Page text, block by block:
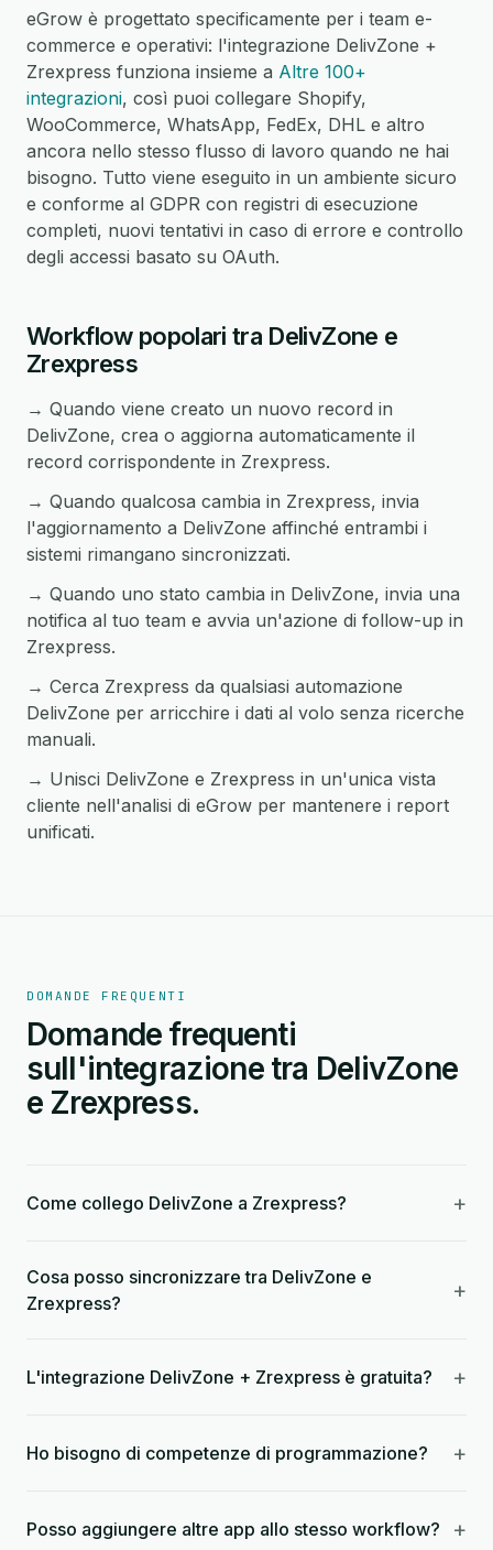
eGrow è progettato specificamente per i team e-
commerce e operativi: l'integrazione DelivZone +
Zrexpress funziona insieme a Altre 100+
integrazioni, così puoi collegare Shopify,
WooCommerce, WhatsApp, FedEx, DHL e altro
ancora nello stesso flusso di lavoro quando ne hai
bisogno. Tutto viene eseguito in un ambiente sicuro
e conforme al GDPR con registri di esecuzione
completi, nuovi tentativi in caso di errore e controllo
degli accessi basato su OAuth.
Workflow popolari tra DelivZone e
Zrexpress
→ Quando viene creato un nuovo record in
DelivZone, crea o aggiorna automaticamente il
record corrispondente in Zrexpress.
→ Quando qualcosa cambia in Zrexpress, invia
l'aggiornamento a DelivZone affinché entrambi i
sistemi rimangano sincronizzati.
→ Quando uno stato cambia in DelivZone, invia una
notifica al tuo team e avvia un'azione di follow-up in
Zrexpress.
→ Cerca Zrexpress da qualsiasi automazione
DelivZone per arricchire i dati al volo senza ricerche
manuali.
→ Unisci DelivZone e Zrexpress in un'unica vista
cliente nell'analisi di eGrow per mantenere i report
unificati.
DOMANDE FREQUENTI
Domande frequenti
sull'integrazione tra DelivZone
e Zrexpress.
Come collego DelivZone a Zrexpress? +
Cosa posso sincronizzare tra DelivZone e
Zrexpress?
+
L'integrazione DelivZone + Zrexpress è gratuita? +
Ho bisogno di competenze di programmazione? +
Posso aggiungere altre app allo stesso workflow? +